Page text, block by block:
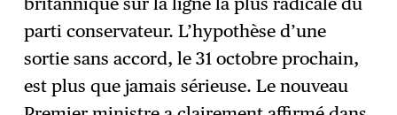
parti conservateur. L’hypothèse d’une
sortie sans accord, le 31 octobre prochain,
est plus que jamais sérieuse. Le nouveau